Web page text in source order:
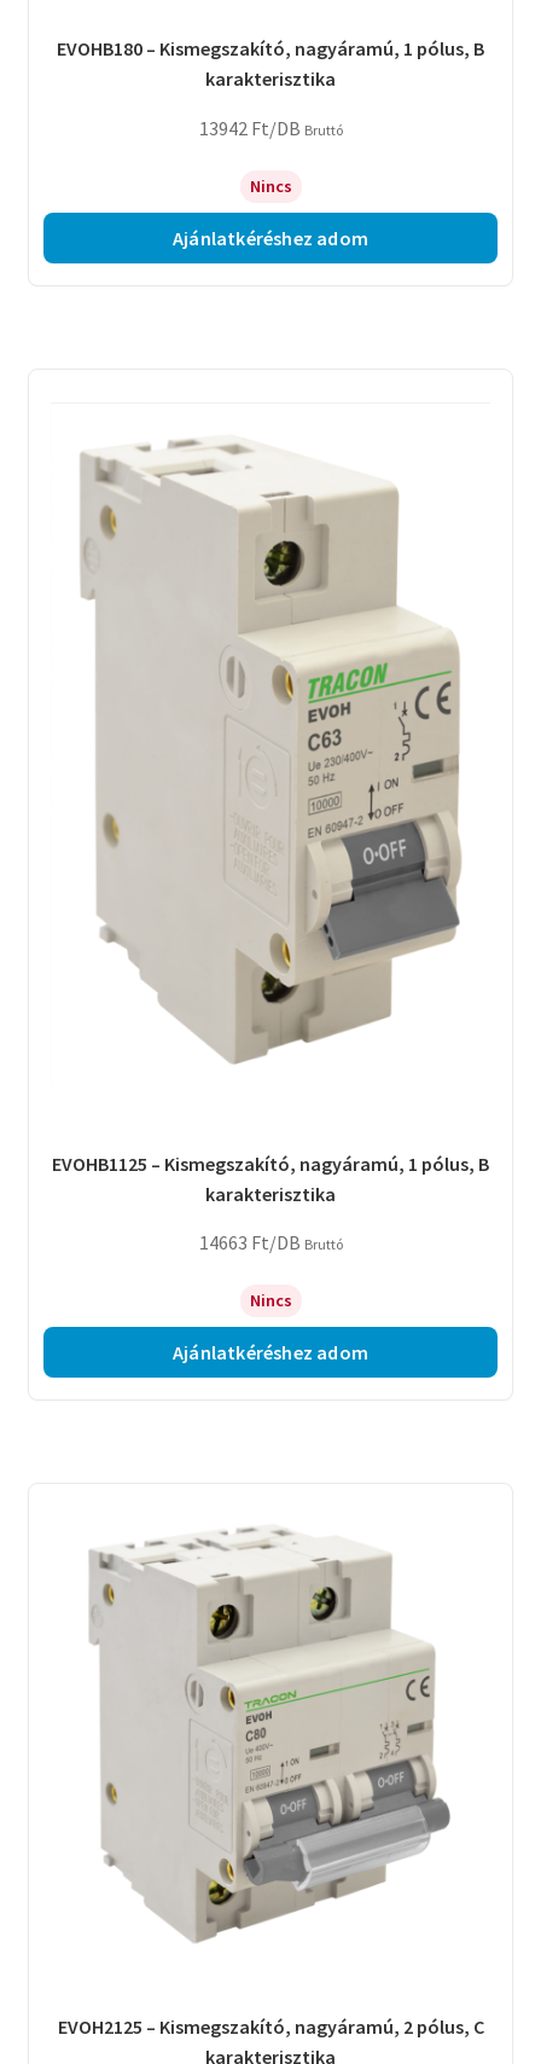
EVOHB180 – Kismegszakító, nagyáramú, 1 pólus, B
karakterisztika
13942 Ft/DB Bruttó
Nincs
Ajánlatkéréshez adom
EVOHB1125 – Kismegszakító, nagyáramú, 1 pólus, B
karakterisztika
14663 Ft/DB Bruttó
Nincs
Ajánlatkéréshez adom
EVOH2125 – Kismegszakító, nagyáramú, 2 pólus, C
karakterisztika